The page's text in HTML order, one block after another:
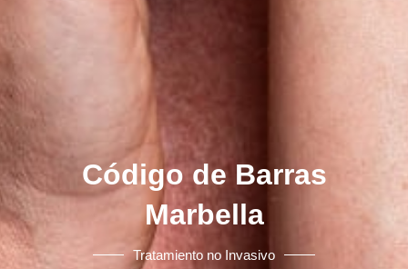
Código de Barras
Marbella
Tratamiento no Invasivo